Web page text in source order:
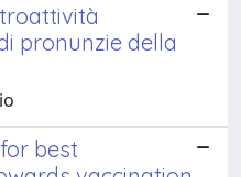
pronunzie della
best